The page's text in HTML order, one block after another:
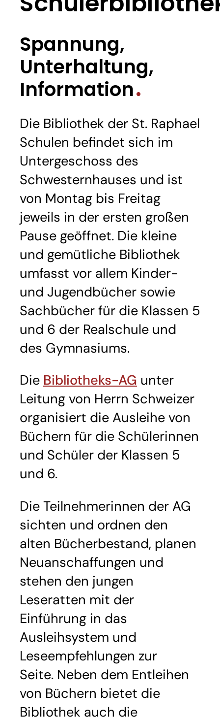
Spannung,
Unterhaltung,
Information
Die Bibliothek der St. Raphael
Schulen befindet sich im
Untergeschoss des
Schwesternhauses und ist
von Montag bis Freitag
jeweils in der ersten großen
Pause geöffnet. Die kleine
und gemütliche Bibliothek
umfasst vor allem Kinder-
und Jugendbücher sowie
Sachbücher für die Klassen 5
und 6 der Realschule und
des Gymnasiums.
Die Bibliotheks-AG unter
Leitung von Herrn Schweizer
organisiert die Ausleihe von
Büchern für die Schülerinnen
und Schüler der Klassen 5
und 6.
Die Teilnehmerinnen der AG
sichten und ordnen den
alten Bücherbestand, planen
Neuanschaffungen und
stehen den jungen
Leseratten mit der
Einführung in das
Ausleihsystem und
Leseempfehlungen zur
Seite. Neben dem Entleihen
von Büchern bietet die
Bibliothek auch die